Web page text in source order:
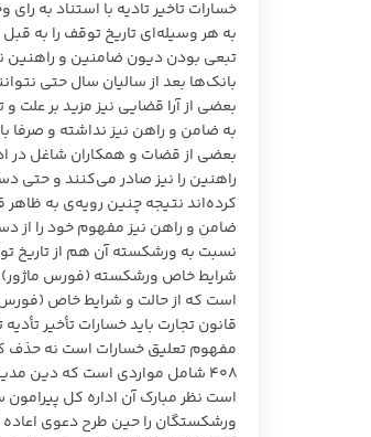
به هر وسیله‌ای تاریخ توقف را به قبل
تبعی بودن دیون ضامنین و راهنین
بانک‌ها بعد از سالیان سال حتی
بعضی از آرا قضایی نیز مزید بر
به ضامن و راهن نیز نداشته و صرفا
بعضی از قضات و همکاران شاغل در
راهنین را نیز صادر می‌کنند و حتی
کرده‌اند نتیجه چنین رویه‌ی به
ضامن و راهن نیز مفهوم خود را از
نسبت به ورشکسته آن هم از تاریخ
شرایط خاص ورشکسته (فورس ماژور)
۴۰۸ شامل مواردی است که دین